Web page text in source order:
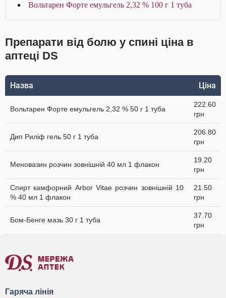
Вольтарен Форте емульгель 2,32 % 100 г 1 туба
Препарати від болю у спині ціна в
аптеці DS
Назва Ціна
Вольтарен Форте емульгель 2,32 % 50 г 1 туба
222.60
грн
Дип Риліф гель 50 г 1 туба
206.80
грн
Меновазин розчин зовнішній 40 мл 1 флакон
19.20
грн
Спирт камфорний Arbor Vitae розчин зовнішній 10
% 40 мл 1 флакон
21.50
грн
Бом-Бенге мазь 30 г 1 туба
37.70
грн
Гаряча лінія